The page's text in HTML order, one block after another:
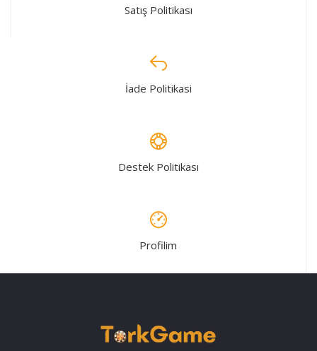
Satış Politikası
İade Politikasi
Destek Politikası
Profilim